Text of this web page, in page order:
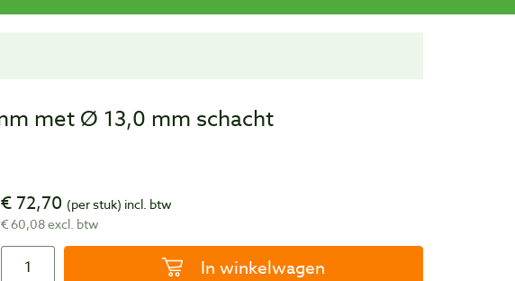
met Ø 13,0 mm schacht
€ 72,70 (per stuk) incl. btw
€ 60,08 excl. btw
In winkelwagen